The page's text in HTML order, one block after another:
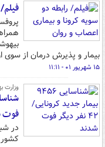
بیمار و پذیرش درمان از سوی
۱۵ شهریور ۰۱ - ۱۱:۱۱
وزارت
فوت